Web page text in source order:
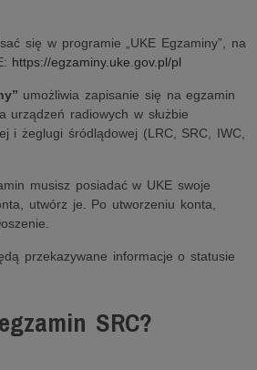
się w programie „UKE Egzaminy”, na
https://egzaminy.uke.gov.pl/pl
umożliwia zapisanie się na egzamin
urządzeń radiowych w służbie
i żeglugi śródlądowej (LRC, SRC, IWC,
musisz posiadać w UKE swoje
utwórz je. Po utworzeniu konta,
przekazywane informacje o statusie
SRC?